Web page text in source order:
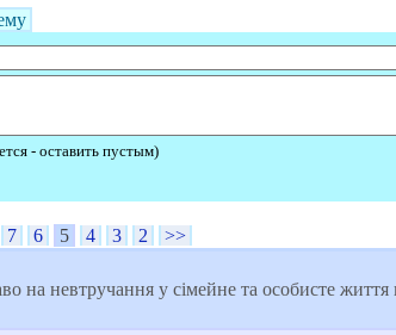
- оставить пустым)
7 6 5 4 3 2
>>
на невтручання у сімейне та особисте